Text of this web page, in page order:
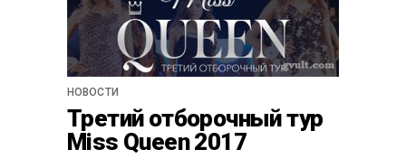
НОВОСТИ
Третий отборочный тур
Miss Queen 2017